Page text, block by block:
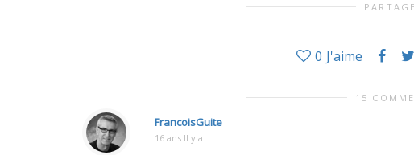
0 J'aime
15
FrancoisGuite
16 ans Il y a